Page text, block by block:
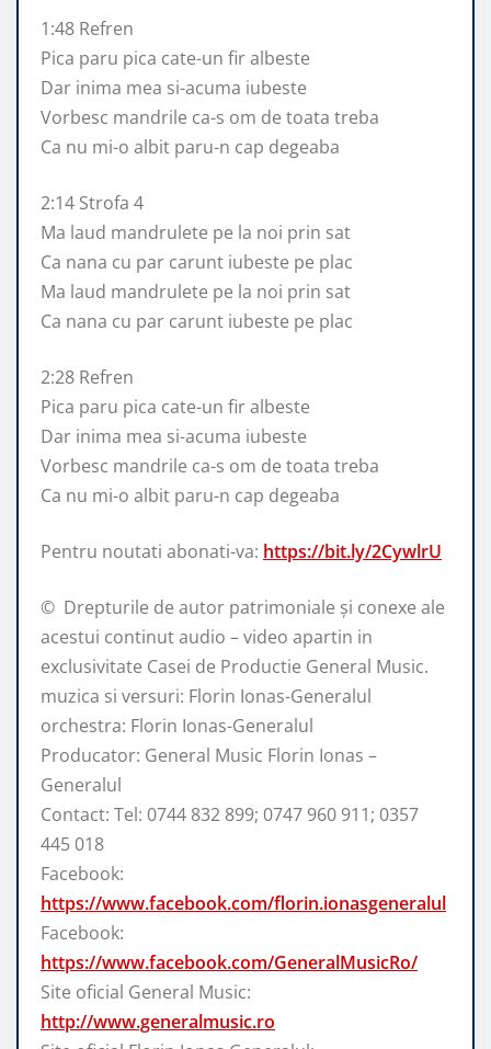
1:48 Refren
Pica paru pica cate-un fir albeste
Dar inima mea si-acuma iubeste
Vorbesc mandrile ca-s om de toata treba
Ca nu mi-o albit paru-n cap degeaba
2:14 Strofa 4
Ma laud mandrulete pe la noi prin sat
Ca nana cu par carunt iubeste pe plac
Ma laud mandrulete pe la noi prin sat
Ca nana cu par carunt iubeste pe plac
2:28 Refren
Pica paru pica cate-un fir albeste
Dar inima mea si-acuma iubeste
Vorbesc mandrile ca-s om de toata treba
Ca nu mi-o albit paru-n cap degeaba
Pentru noutati abonati-va: https://bit.ly/2CywlrU
© ️ Drepturile de autor patrimoniale și conexe ale
acestui continut audio – video apartin in
exclusivitate Casei de Productie General Music.
muzica si versuri: Florin Ionas-Generalul
orchestra: Florin Ionas-Generalul
Producator: General Music Florin Ionas –
Generalul
Contact: Tel: 0744 832 899; 0747 960 911; 0357
445 018
Facebook:
https://www.facebook.com/florin.ionasgeneralul
Facebook:
https://www.facebook.com/GeneralMusicRo/
Site oficial General Music:
http://www.generalmusic.ro